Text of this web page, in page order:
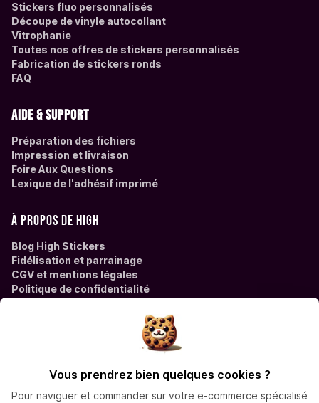
Vous prendrez bien quelques cookies ?
Pour naviguer et commander sur votre e-commerce spécialisé
Stickers fluo personnalisés
Découpe de vinyle autocollant
Vitrophanie
Toutes nos offres de stickers personnalisés
Fabrication de stickers ronds
FAQ
Aide & support
Préparation des fichiers
Impression et livraison
Foire Aux Questions
Lexique de l'adhésif imprimé
À propos de High
Blog High Stickers
Fidélisation et parrainage
CGV et mentions légales
Politique de confidentialité
contact@high-stickers.com